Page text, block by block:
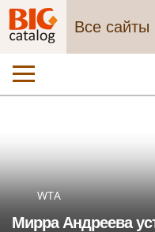
Все
WTA
Мирра Андреева